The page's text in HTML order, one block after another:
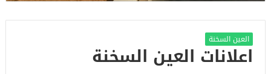
العين السخنة
اعلانات العين السخنة